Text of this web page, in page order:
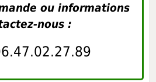
ou informations
nous :